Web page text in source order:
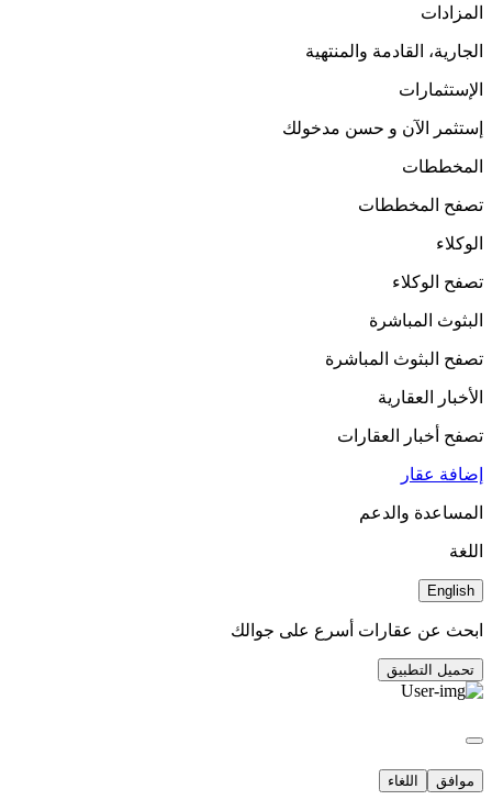
المزادات
الجارية، القادمة والمنتهية
الإستثمارات
إستثمر الآن و حسن مدخولك
المخططات
تصفح المخططات
الوكلاء
تصفح الوكلاء
البثوث المباشرة
تصفح البثوث المباشرة
الأخبار العقارية
تصفح أخبار العقارات
إضافة عقار
المساعدة والدعم
اللغة
English
ابحث عن عقارات أسرع على جوالك
تحميل التطبيق
موافق اللغاء